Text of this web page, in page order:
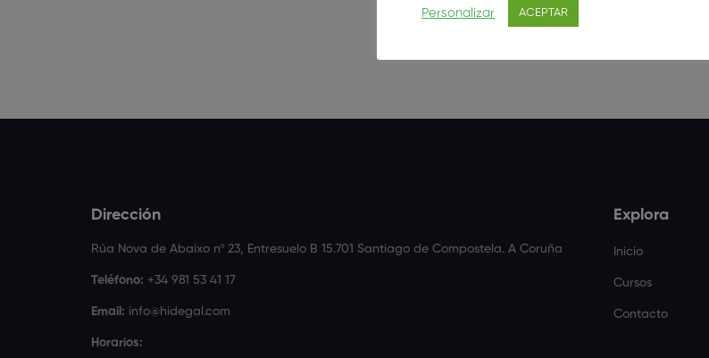
Dirección
Rúa Nova de Abaixo nº 23, Entresuelo B 15.701 Santiago de Compostela. A Coruña
Teléfono: +34 981 53 41 17
Email: info@hidegal.com
Horarios:
Explora
Inicio
Cursos
Contacto
Personalizar ACEPTAR